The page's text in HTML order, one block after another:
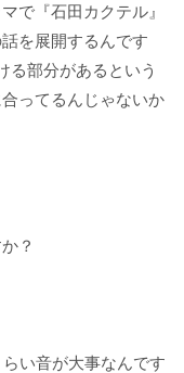
で『石田カクテル』
を展開するんです
る部分があるという
ってるんじゃないか
？
い音が大事なんです